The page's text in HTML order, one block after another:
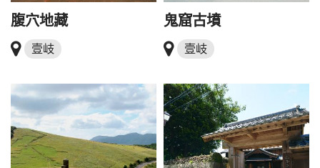
腹穴地藏
壹岐
鬼窟古墳
壹岐